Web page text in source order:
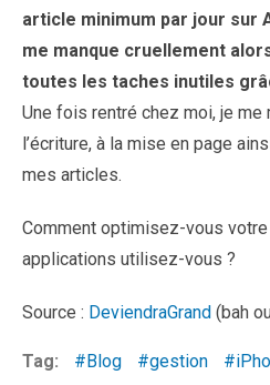
article minimum par jour sur
me manque cruellement
toutes les taches inutiles
Une fois rentré chez moi, je
l’écriture, à la mise en page
mes articles.
Comment optimisez-vous
applications utilisez-vous ?
Source : DeviendraGrand (bah
Tag: Blog gestion